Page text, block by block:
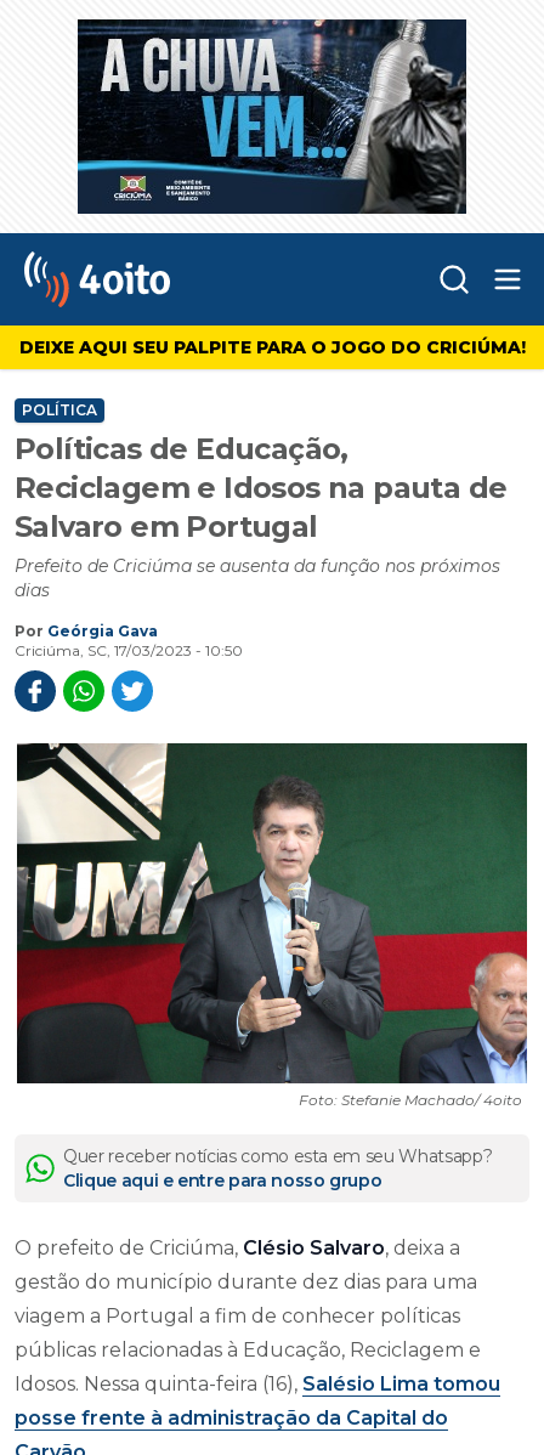
4oito
DEIXE AQUI SEU PALPITE PARA O JOGO DO CRICIÚMA!
POLÍTICA
Políticas de Educação,
Reciclagem e Idosos na pauta de
Salvaro em Portugal
Prefeito de Criciúma se ausenta da função nos próximos
dias
Por Geórgia Gava
Criciúma, SC, 17/03/2023 - 10:50
Foto: Stefanie Machado/ 4oito
Quer receber notícias como esta em seu Whatsapp?
Clique aqui e entre para nosso grupo
O prefeito de Criciúma, Clésio Salvaro, deixa a
gestão do município durante dez dias para uma
viagem a Portugal a fim de conhecer políticas
públicas relacionadas à Educação, Reciclagem e
Idosos. Nessa quinta-feira (16), Salésio Lima tomou
posse frente à administração da Capital do